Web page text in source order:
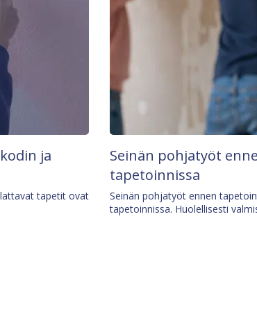
ja
tapetit ovat
Seinän pohjatyöt
tapetoinnissa
Seinän pohjatyöt ennen
tapetoinnissa. Huolellisesti